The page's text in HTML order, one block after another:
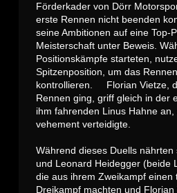
Förderkader von Dörr
erste Rennen nicht beenden
seine Ambitionen auf eine Top-
Meisterschaft unter Beweis.
Positionskämpfe starteten,
Spitzenposition, um das
kontrollieren. Florian Vietze,
Rennen ging, griff gleich in der
ihm fahrenden Linus Hahne
vehement verteidigte.
Während dieses Duells nährten
und Leonard Heidegger (beide
die aus ihrem Zweikampf einen
Dreikampf machten und Florian